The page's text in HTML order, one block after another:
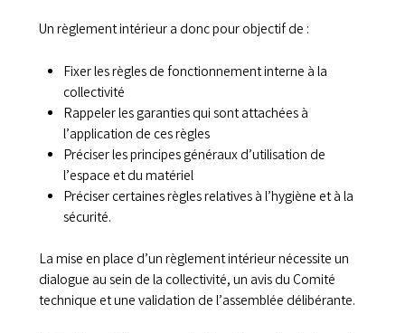
Un règlement intérieur a donc pour objectif de :
Fixer les règles de fonctionnement interne à la
collectivité
Rappeler les garanties qui sont attachées à
l’application de ces règles
Préciser les principes généraux d’utilisation de
l’espace et du matériel
Préciser certaines règles relatives à l’hygiène et à la
sécurité.
La mise en place d’un règlement intérieur nécessite un
dialogue au sein de la collectivité, un avis du Comité
technique et une validation de l’assemblée délibérante.